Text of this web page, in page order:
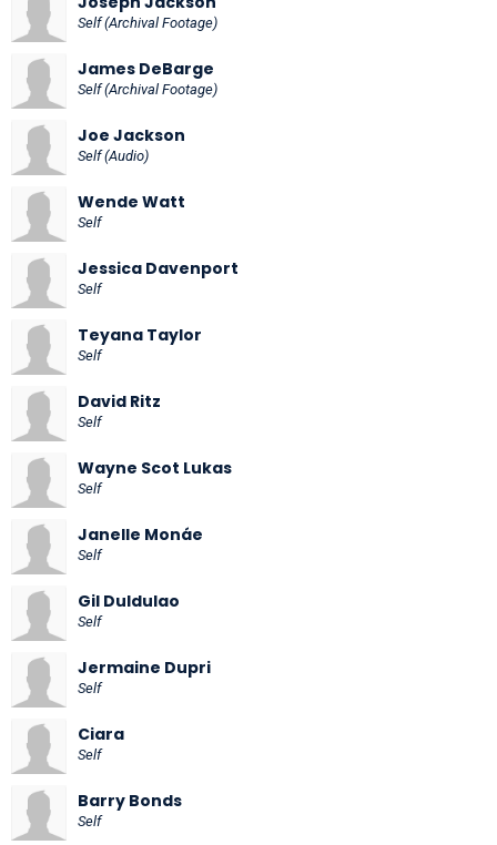
Self (Archival Footage)
James DeBarge
Self (Archival Footage)
Joe Jackson
Self (Audio)
Wende Watt
Self
Jessica Davenport
Self
Teyana Taylor
Self
David Ritz
Self
Wayne Scot Lukas
Self
Janelle Monáe
Self
Gil Duldulao
Self
Jermaine Dupri
Self
Ciara
Self
Barry Bonds
Self